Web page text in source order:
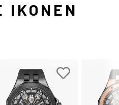
IKONEN